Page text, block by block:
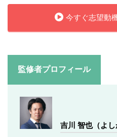
今すぐ志望動
監修者プロフィール
吉川 智也（よし